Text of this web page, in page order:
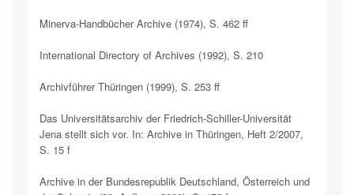
Minerva-Handbücher Archive (1974), S. 462 ff
International Directory of Archives (1992), S. 210
Archivführer Thüringen (1999), S. 253 ff
Das Universitätsarchiv der Friedrich-Schiller-Universität
Jena stellt sich vor. In: Archive in Thüringen, Heft 2/2007,
S. 15 f
Archive in der Bundesrepublik Deutschland, Österreich und